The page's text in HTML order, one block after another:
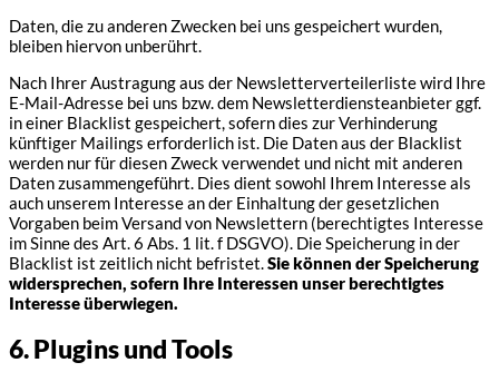
Daten, die zu anderen Zwecken bei uns gespeichert wurden,
bleiben hiervon unberührt.
Nach Ihrer Austragung aus der Newsletterverteilerliste wird Ihre
E-Mail-Adresse bei uns bzw. dem Newsletterdiensteanbieter ggf.
in einer Blacklist gespeichert, sofern dies zur Verhinderung
künftiger Mailings erforderlich ist. Die Daten aus der Blacklist
werden nur für diesen Zweck verwendet und nicht mit anderen
Daten zusammengeführt. Dies dient sowohl Ihrem Interesse als
auch unserem Interesse an der Einhaltung der gesetzlichen
Vorgaben beim Versand von Newslettern (berechtigtes Interesse
im Sinne des Art. 6 Abs. 1 lit. f DSGVO). Die Speicherung in der
Blacklist ist zeitlich nicht befristet.Sie können der Speicherung
widersprechen, sofern Ihre Interessen unser berechtigtes
Interesse überwiegen.
6. Plugins und Tools